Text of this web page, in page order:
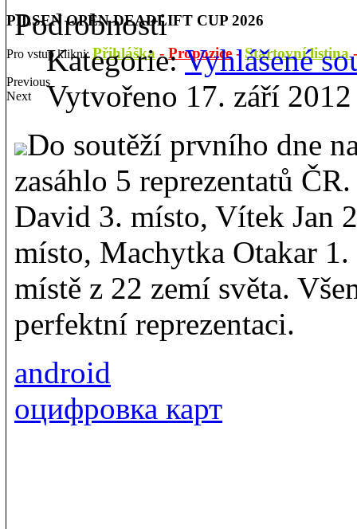
PILSEN OPEN DEADLIFT CUP 2026
Pro vstup klikni:Přihláška -Propozice - Startovní listina
Previous
Next
Podrobnosti
Kategorie:Vyhlášené
Vytvořeno 17. září 2012
Do soutěží prvního dne
zasáhlo 5 reprezentatů
David 3. místo, Vítek Jan
místo, Machytka Otakar
místě z 22 zemí světa.
perfektní reprezentaci.
android
оцифровка карт